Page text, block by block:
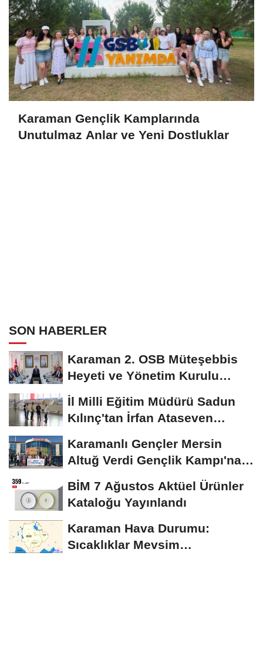
Karaman Gençlik Kamplarında
Unutulmaz Anlar ve Yeni Dostluklar
SON HABERLER
Karaman 2. OSB Müteşebbis
Heyeti ve Yönetim Kurulu
Toplantısı Gerçekleştirildi
İl Milli Eğitim Müdürü Sadun
Kılınç'tan İrfan Ataseven
Karamanlı Gençler Mersin
Altuğ Verdi Gençlik Kampı'na
Uğurlandı
BİM 7 Ağustos Aktüel Ürünler
Kataloğu Yayınlandı
Karaman Hava Durumu:
Sıcaklıklar Mevsim